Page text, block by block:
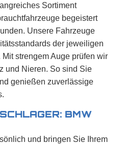
Sortiment
begeistert
Unsere Fahrzeuge
der jeweiligen
strengem Auge prüfen wir
und Nieren. So sind Sie
genießen zuverlässige
BMW
und bringen Sie Ihrem